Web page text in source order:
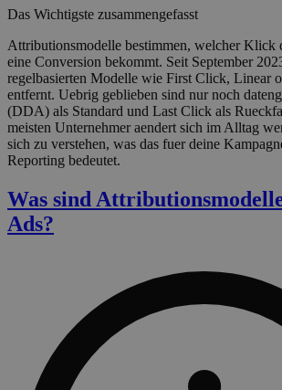
Das Wichtigste zusammengefasst
Attributionsmodelle bestimmen, welcher Klick
eine Conversion bekommt. Seit September
regelbasierten Modelle wie First Click, Linear
entfernt. Uebrig geblieben sind nur noch
(DDA) als Standard und Last Click als
meisten Unternehmer aendert sich im Alltag
sich zu verstehen, was das fuer deine
Reporting bedeutet.
Was sind
Ads?